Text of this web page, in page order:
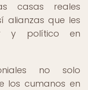
casas reales
alianzas que les
y político en
no solo
los cumanos en